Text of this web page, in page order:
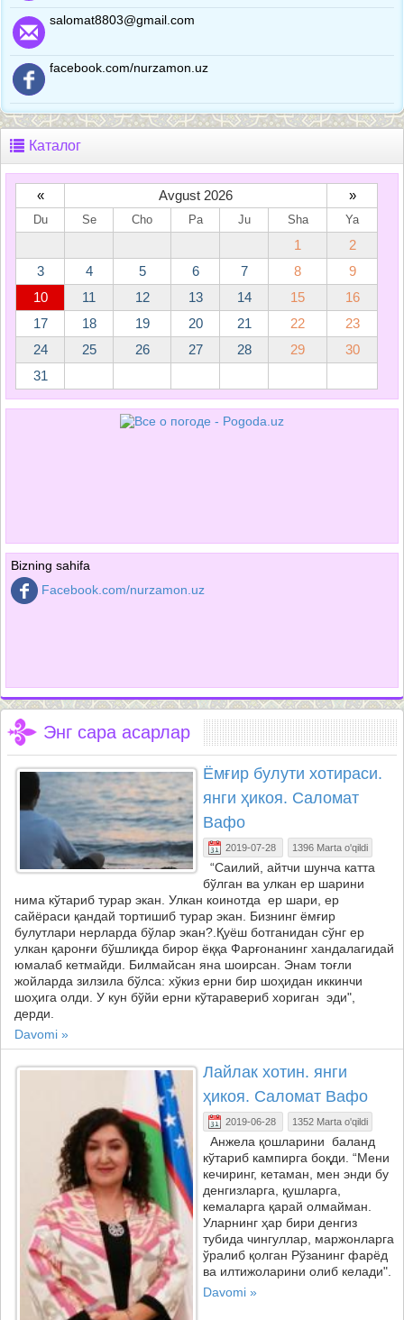
salomat8803@gmail.com
facebook.com/nurzamon.uz
Каталог
« Avgust 2026 »
Du Se Cho Pa Ju Sha Ya
1
2
3
4 5 6 7 8
9
10
11 12 13 14 15
16
17
18 19 20 21 22
23
24
25 26 27 28 29
30
31
Bizning sahifa
Facebook.com/nurzamon.uz
Энг сара асарлар
Ёмғир булути хотираси.
янги ҳикоя. Саломат
Вафо
2019-07-28 1396 Marta o'qildi
“Саилий, айтчи шунча катта
бўлган ва улкан ер шарини
нима кўтариб турар экан. Улкан коинотда ер шари, ер
сайёраси қандай тортишиб турар экан. Бизнинг ёмғир
булутлари нерларда бўлар экан?.Қуёш ботганидан сўнг ер
улкан қаронғи бўшлиқда бирор ёққа Фарғонанинг хандалагидай
юмалаб кетмайди. Билмайсан яна шоирсан. Энам тоғли
жойларда зилзила бўлса: хўкиз ерни бир шоҳидан иккинчи
шоҳига олди. У кун бўйи ерни кўтаравериб хориган эди",
дерди.
Davomi »
Лайлак хотин. янги
ҳикоя. Саломат Вафо
2019-06-28 1352 Marta o'qildi
Анжела қошларини баланд
кўтариб кампирга боқди. “Мени
кечиринг, кетаман, мен энди бу
денгизларга, қушларга,
кемаларга қарай олмайман.
Уларнинг ҳар бири денгиз
тубида чингуллар, маржонларга
ўралиб қолган Рўзанинг фарёд
ва илтижоларини олиб келади".
Davomi »